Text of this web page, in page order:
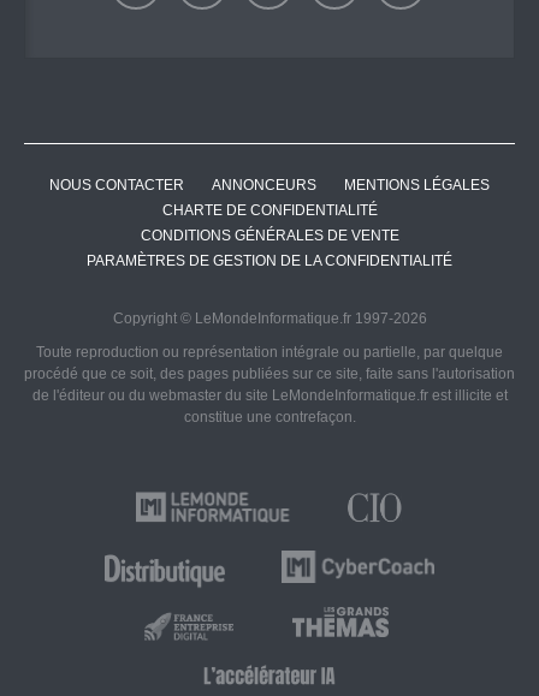
NOUS CONTACTER ANNONCEURS
MENTIONS LÉGALES
CHARTE DE CONFIDENTIALITÉ
CONDITIONS GÉNÉRALES DE VENTE
PARAMÈTRES DE GESTION DE LA CONFIDENTIALITÉ
Copyright © LeMondeInformatique.fr 1997-2026
Toute reproduction ou représentation intégrale ou partielle, par quelque
procédé que ce soit, des pages publiées sur ce site, faite sans l'autorisation
de l'éditeur ou du webmaster du site LeMondeInformatique.fr est illicite et
constitue une contrefaçon.